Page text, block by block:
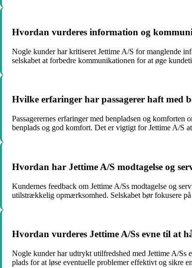
Hvordan vurderes information og
Nogle kunder har kritiseret Jettime A/S for manglende
selskabet at forbedre kommunikationen for at øge
Hvilke erfaringer har passagerer haft med
Passagerernes erfaringer med benpladsen og
benplads og god komfort. Det er vigtigt for Jettime A/S
Hvordan har Jettime A/S modtagelse og
Kundernes feedback om Jettime A/Ss modtagelse og
utilstrækkelig opmærksomhed. Selskabet bør fokusere
Hvordan vurderes Jettime A/Ss evne til at
Nogle kunder har udtrykt utilfredshed med Jettime A/Ss
plads for at løse eventuelle problemer effektivt og sikre